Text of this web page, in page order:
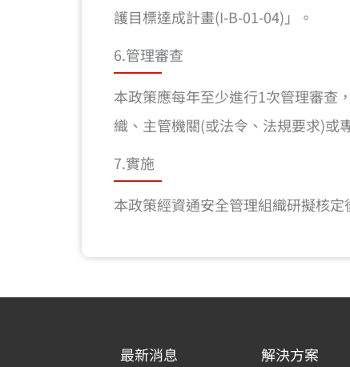
護目標達成計畫(I-B-01-04)」。
6.管理審查
本政策應每年至少進行1次管理審查
織、主管機關(或法令、法規要求)或
7.實施
本政策經資通安全管理組織研擬核定
最新消息 解決方案